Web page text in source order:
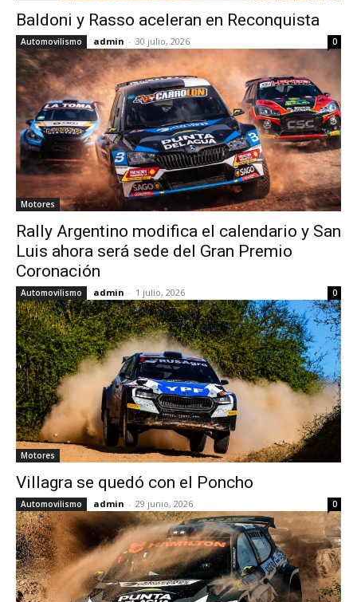
Baldoni y Rasso aceleran en Reconquista
Automovilismo admin - 30 julio, 2026 0
Motores
Rally Argentino modifica el calendario y San
Luis ahora será sede del Gran Premio
Coronación
Automovilismo admin - 1 julio, 2026 0
Motores
Villagra se quedó con el Poncho
Automovilismo admin - 29 junio, 2026 0